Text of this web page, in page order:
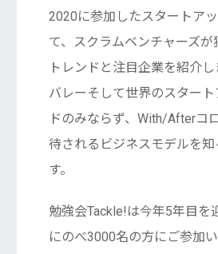
2020に参加したスタートア
て、スクラムベンチャーズが
トレンドと注目企業を紹介
バレーそして世界のスター
ドのみならず、With/Afterコ
待されるビジネスモデルを
す。
勉強会Tackle!は今年5年目を
にのべ3000名の方にご参加い